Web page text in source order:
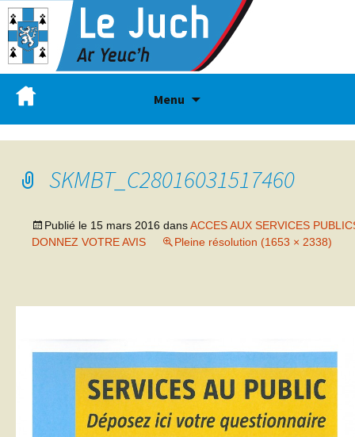
Menu
SKMBT_C28016031517460
Publié le 15 mars 2016 dansACCES AUX SERVICES
DONNEZ VOTRE AVIS
Pleine résolution (1653 × 2338)